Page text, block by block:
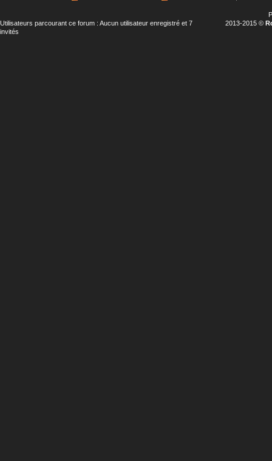
Utilisateurs parcourant ce forum : Aucun utilisateur enregistré et 7
invités
2013-2015 ©